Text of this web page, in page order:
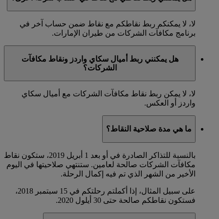
لا، لا يمكنكم ربط نقاطكم مع نقاط ضمن حساب آخر في
برنامج مكافآت الشركات من طيران الإمارات.
هل يمكنني ربط أميال سكاي واردز ونقاط مكافآت
الشركات؟
لا، لا يمكن ربط نقاط مكافآت الشركات مع أميال سكاي
واردز أو العكس.
ما هي مدة صلاحية النقاط؟
بالنسبة للتذاكر الصادرة في أو بعد 1 أبريل 2019، ستكون نقاط
مكافآت الشركات صالحة لعامين. ستنتهي صلاحيتها في اليوم
الأخير من الشهر الذي تم فيه إكمال الرحلة.
على سبيل المثال، إذا أكملتم رحلتكم في 15 سبتمبر 2018،
فستكون نقاطكم صالحة حتى 30 أيلول 2020.